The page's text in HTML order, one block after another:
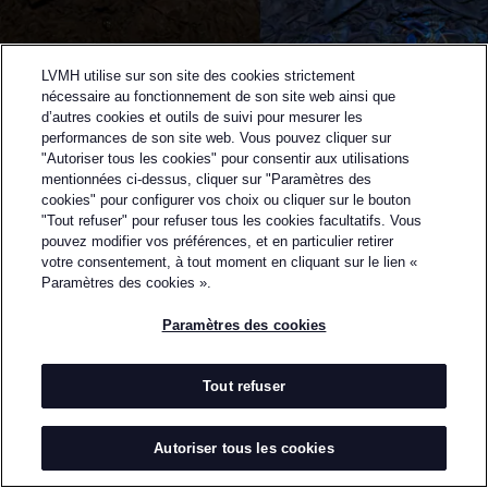
Retourner à la page précédente
DEMI-FINALISTES DU PRIX LVMH 2024
PONDER.ER
DEREK CHENG & ALEX PO
Derek Cheng, questionne les stéréotypes de genre et
déconstruit les normes sociales. Leurs créations
LVMH utilise sur son site des cookies strictement
nécessaire au fonctionnement de son site web ainsi que
d’autres cookies et outils de suivi pour mesurer les
performances de son site web. Vous pouvez cliquer sur
"Autoriser tous les cookies" pour consentir aux utilisations
mentionnées ci-dessus, cliquer sur "Paramètres des
cookies" pour configurer vos choix ou cliquer sur le bouton
"Tout refuser" pour refuser tous les cookies facultatifs. Vous
pouvez modifier vos préférences, et en particulier retirer
votre consentement, à tout moment en cliquant sur le lien «
Paramètres des cookies ».
Paramètres des cookies
Tout refuser
Autoriser tous les cookies